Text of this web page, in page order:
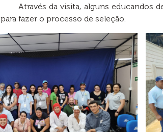
Através da visita, alguns educandos
para fazer o processo de seleção.